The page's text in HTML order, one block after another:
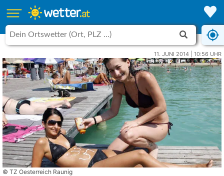
11. JUNI 2014 | 10:56 UHR
© TZ Oesterreich Raunig